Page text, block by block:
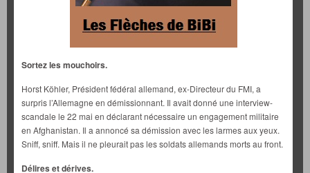
Sortez les mouchoirs.
Horst Köhler, Président fédéral allemand, ex-Directeur du FMI, a
surpris l’Allemagne en démissionnant. Il avait donné une interview-
scandale le 22 mai en déclarant nécessaire un engagement militaire
en Afghanistan. Il a annoncé sa démission avec les larmes aux yeux.
Sniff, sniff. Mais il ne pleurait pas les soldats allemands morts au front.
Délires et dérives.